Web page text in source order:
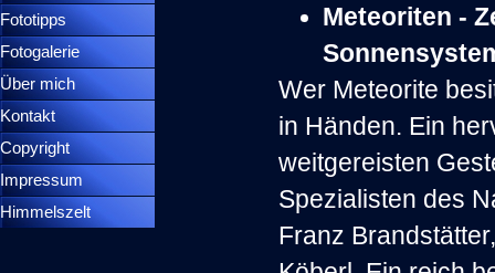
Fototipps
Fotogalerie
Über mich
Kontakt
Copyright
Impressum
Himmelszelt
Meteoriten -
Wer Meteorite
in Händen. Ein
weitgereisten
Spezialisten des
Franz